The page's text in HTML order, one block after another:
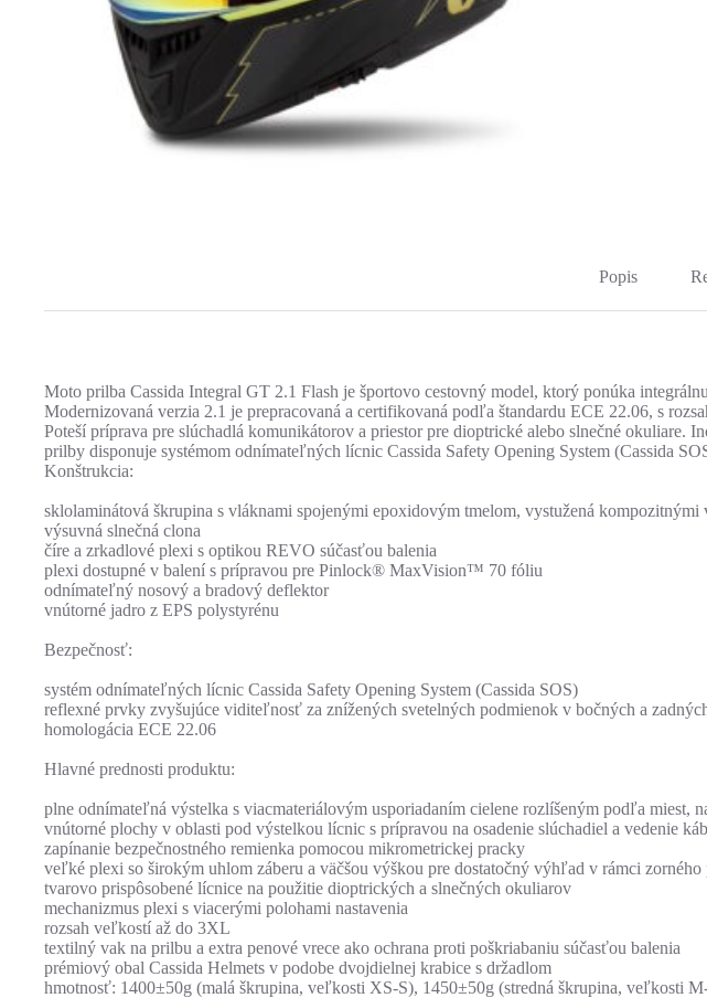
Popis
Moto prilba Cassida Integral GT 2.1 Flash je športovo cestovný model, ktorý ponúka
Modernizovaná verzia 2.1 je prepracovaná a certifikovaná podľa štandardu ECE 22.06, s
Poteší príprava pre slúchadlá komunikátorov a priestor pre dioptrické alebo slnečné
prilby disponuje systémom odnímateľných lícnic Cassida Safety Opening System (Cassida
Konštrukcia:
sklolaminátová škrupina s vláknami spojenými epoxidovým tmelom, vystužená
výsuvná slnečná clona
číre a zrkadlové plexi s optikou REVO súčasťou balenia
plexi dostupné v balení s prípravou pre Pinlock® MaxVision™ 70 fóliu
odnímateľný nosový a bradový deflektor
vnútorné jadro z EPS polystyrénu
Bezpečnosť:
systém odnímateľných lícnic Cassida Safety Opening System (Cassida SOS)
reflexné prvky zvyšujúce viditeľnosť za znížených svetelných podmienok v bočných a
homologácia ECE 22.06
Hlavné prednosti produktu:
plne odnímateľná výstelka s viacmateriálovým usporiadaním cielene rozlíšeným podľa
vnútorné plochy v oblasti pod výstelkou lícnic s prípravou na osadenie slúchadiel a vedenie
zapínanie bezpečnostného remienka pomocou mikrometrickej pracky
veľké plexi so širokým uhlom záberu a väčšou výškou pre dostatočný výhľad v rámci
tvarovo prispôsobené lícnice na použitie dioptrických a slnečných okuliarov
mechanizmus plexi s viacerými polohami nastavenia
rozsah veľkostí až do 3XL
textilný vak na prilbu a extra penové vrece ako ochrana proti poškriabaniu súčasťou balenia
prémiový obal Cassida Helmets v podobe dvojdielnej krabice s držadlom
hmotnosť: 1400±50g (malá škrupina, veľkosti XS-S), 1450±50g (stredná škrupina,